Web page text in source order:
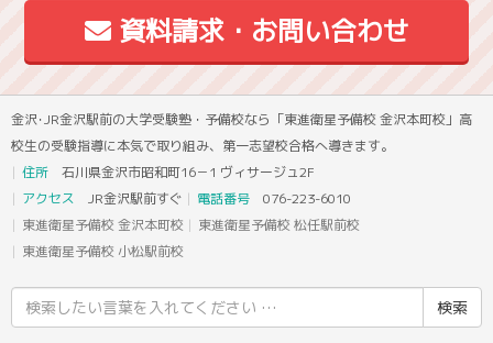
資料請求・お問い合わせ
金沢･JR金沢駅前の大学受験塾・予備校なら「東進衛星予備校 金沢本町校」高
校生の受験指導に本気で取り組み、第一志望校合格へ導きます。
住所 石川県金沢市昭和町16－1 ヴィサージュ2F
アクセス JR金沢駅前すぐ 電話番号 076-223-6010
東進衛星予備校 金沢本町校
東進衛星予備校 松任駅前校
東進衛星予備校 小松駅前校
索